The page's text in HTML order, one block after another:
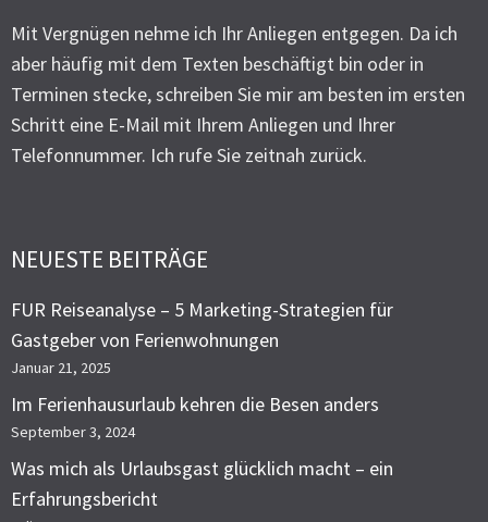
Mit Vergnügen nehme ich Ihr Anliegen entgegen. Da ich
aber häufig mit dem Texten beschäftigt bin oder in
Terminen stecke, schreiben Sie mir am besten im ersten
Schritt eine E-Mail mit Ihrem Anliegen und Ihrer
Telefonnummer. Ich rufe Sie zeitnah zurück.
NEUESTE BEITRÄGE
FUR Reiseanalyse – 5 Marketing-Strategien für
Gastgeber von Ferienwohnungen
Januar 21, 2025
Im Ferienhausurlaub kehren die Besen anders
September 3, 2024
Was mich als Urlaubsgast glücklich macht – ein
Erfahrungsbericht